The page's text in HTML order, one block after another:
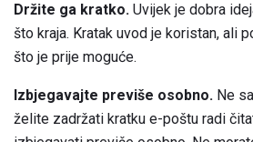
Držite ga kratko. Uvijek je dobra
što kraja. Kratak uvod je koristan, ali
što je prije moguće.
Izbjegavajte previše osobno. Ne
želite zadržati kratku e-poštu radi